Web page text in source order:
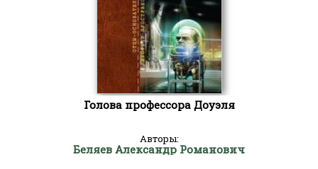
Голова профессора Доуэля
Авторы:
Беляев Александр Романович